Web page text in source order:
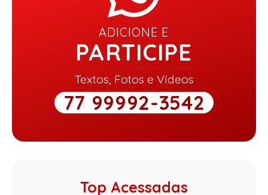
ADICIONE E
PARTICIPE
Textos, Fotos e Vídeos
77 99992-3542
Top Acessadas